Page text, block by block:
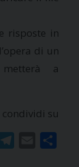
risposte in
di un
a
condividi su
Telegram
Email